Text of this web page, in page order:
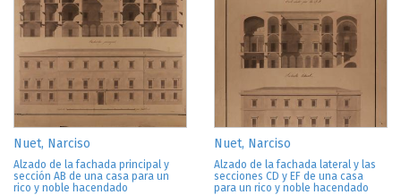
Nuet, Narciso
Alzado de la fachada principal y
sección AB de una casa para un
rico y noble hacendado
Nuet, Narciso
Alzado de la fachada lateral y las
secciones CD y EF de una casa
para un rico y noble hacendado